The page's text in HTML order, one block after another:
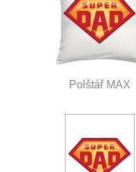
Polštář MAX